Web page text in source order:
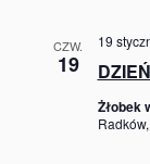
CZW.
19
19
Żłobek